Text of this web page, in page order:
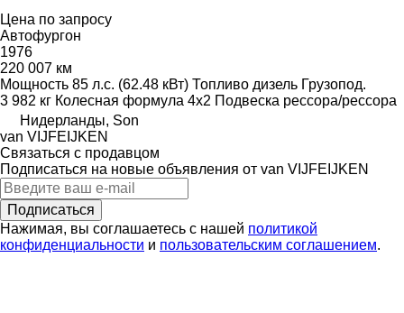
Цена по запросу
Автофургон
1976
220 007 км
Мощность 85 л.с. (62.48 кВт) Топливо дизель Грузопод.
3 982 кг Колесная формула 4x2 Подвеска рессора/рессора
Нидерланды, Son
van VIJFEIJKEN
Связаться с продавцом
Подписаться на новые объявления от van VIJFEIJKEN
Подписаться
Нажимая, вы соглашаетесь с нашей политикой
конфиденциальности и пользовательским соглашением.